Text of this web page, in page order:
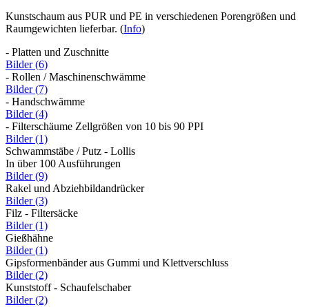
Kunstschaum aus PUR und PE in verschiedenen Porengrößen und
Raumgewichten lieferbar. (Info)
- Platten und Zuschnitte
Bilder (6)
- Rollen / Maschinenschwämme
Bilder (7)
- Handschwämme
Bilder (4)
- Filterschäume Zellgrößen von 10 bis 90 PPI
Bilder (1)
Schwammstäbe / Putz - Lollis
In über 100 Ausführungen
Bilder (9)
Rakel und Abziehbildandrücker
Bilder (3)
Filz - Filtersäcke
Bilder (1)
Gießhähne
Bilder (1)
Gipsformenbänder aus Gummi und Klettverschluss
Bilder (2)
Kunststoff - Schaufelschaber
Bilder (2)